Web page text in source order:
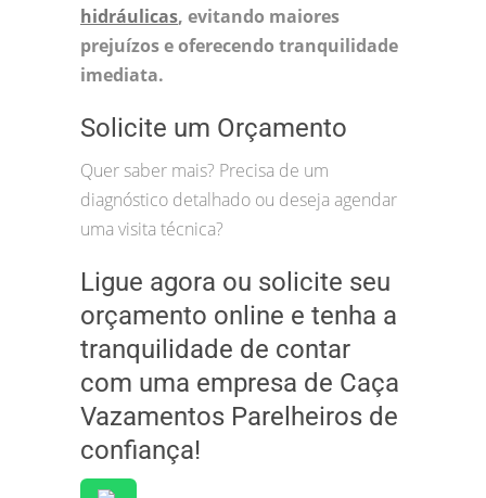
hidráulicas, evitando maiores
prejuízos e oferecendo tranquilidade
imediata.
Solicite um Orçamento
Quer saber mais? Precisa de um
diagnóstico detalhado ou deseja agendar
uma visita técnica?
Ligue agora ou solicite seu
orçamento online e tenha a
tranquilidade de contar
com uma empresa de Caça
Vazamentos Parelheiros de
confiança!